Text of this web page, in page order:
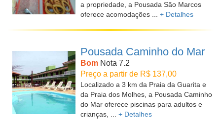
a propriedade, a Pousada São Marcos
oferece acomodações ... + Detalhes
Pousada Caminho do Mar
Bom Nota 7.2
Preço a partir de R$ 137,00
Localizado a 3 km da Praia da Guarita e
da Praia dos Molhes, a Pousada Caminho
do Mar oferece piscinas para adultos e
crianças, ... + Detalhes